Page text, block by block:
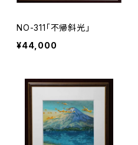
NO-311「不帰斜光」
¥44,000